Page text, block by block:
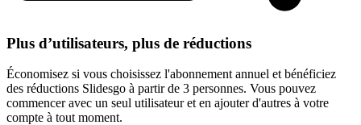
Plus d’utilisateurs, plus de réductions
Économisez si vous choisissez l'abonnement annuel et bénéficiez
des réductions Slidesgo à partir de 3 personnes. Vous pouvez
commencer avec un seul utilisateur et en ajouter d'autres à votre
compte à tout moment.